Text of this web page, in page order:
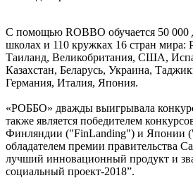
С помощью ROBBO обучается 50 000
школах и 110 кружках 16 стран мира:
Таиланд, Великобритания, США,
Казахстан, Беларусь, Украина,
Германия, Италия, Япония.
«РОББО» дважды выигрывала
также является победителем
Финляндии ("FinLanding") и Японии
обладателем премии правительства
лучший инновационный продукт и
социальный проект-2018”.